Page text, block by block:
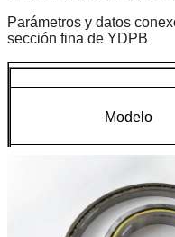
Parámetros y datos
sección fina de YDPB
Modelo
Se trata de los siguientes